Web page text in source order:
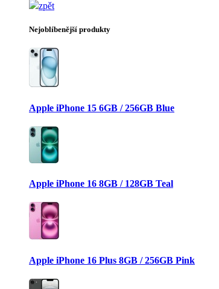
zpět
Nejoblíbenější produkty
Apple iPhone 15 6GB / 256GB Blue
Apple iPhone 16 8GB / 128GB Teal
Apple iPhone 16 Plus 8GB / 256GB Pink